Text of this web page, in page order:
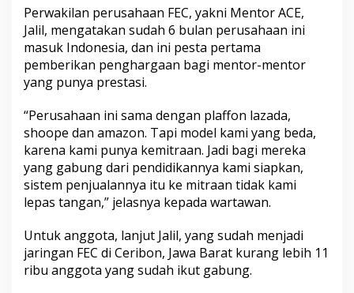
S
k
s
e
s
Perwakilan perusahaan FEC, yakni Mentor ACE,
Jalil, mengatakan sudah 6 bulan perusahaan ini
masuk Indonesia, dan ini pesta pertama
pemberikan penghargaan bagi mentor-mentor
yang punya prestasi.
“Perusahaan ini sama dengan plaffon lazada,
shoope dan amazon. Tapi model kami yang beda,
karena kami punya kemitraan. Jadi bagi mereka
yang gabung dari pendidikannya kami siapkan,
sistem penjualannya itu ke mitraan tidak kami
lepas tangan,” jelasnya kepada wartawan.
Untuk anggota, lanjut Jalil, yang sudah menjadi
jaringan FEC di Ceribon, Jawa Barat kurang lebih 11
ribu anggota yang sudah ikut gabung.